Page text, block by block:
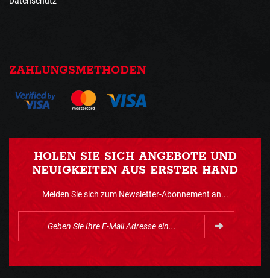
ZAHLUNGSMETHODEN
HOLEN SIE SICH ANGEBOTE UND
NEUIGKEITEN AUS ERSTER HAND
Melden Sie sich zum Newsletter-Abonnement an...